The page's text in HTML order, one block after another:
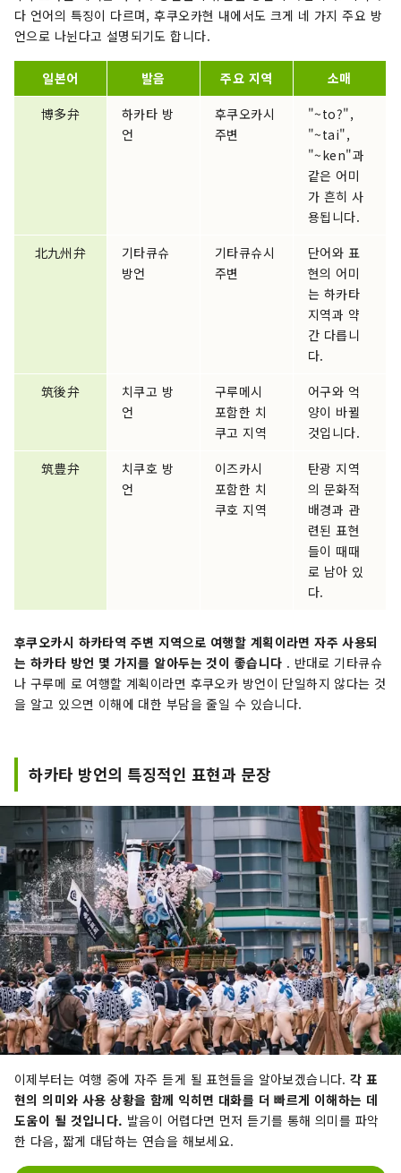
다 언어의 특징이 다르며, 후쿠오카현 내에서도 크게 네 가지 주요 방
언으로 나뉜다고 설명되기도 합니다.
일본어 발음 주요 지역
소매
博多弁
하카타 방
언
후쿠오카시
주변
"~to?",
"~tai",
"~ken"과
같은 어미
가 흔히 사
용됩니다.
北九州弁
기타큐슈
방언
기타큐슈시
주변
단어와 표
현의 어미
는 하카타
지역과 약
간 다릅니
다.
筑後弁
치쿠고 방
언
구루메시
포함한 치
쿠고 지역
어구와 억
양이 바뀔
것입니다.
筑豊弁
치쿠호 방
언
이즈카시
포함한 치
쿠호 지역
탄광 지역
의 문화적
배경과 관
련된 표현
들이 때때
로 남아 있
다.
후쿠오카시 하카타역 주변 지역으로 여행할 계획이라면 자주 사용되
는 하카타 방언 몇 가지를 알아두는 것이 좋습니다 . 반대로 기타큐슈
나 구루메 로 여행할 계획이라면 후쿠오카 방언이 단일하지 않다는 것
을 알고 있으면 이해에 대한 부담을 줄일 수 있습니다.
하카타 방언의 특징적인 표현과 문장
이제부터는 여행 중에 자주 듣게 될 표현들을 알아보겠습니다.각 표
현의 의미와 사용 상황을 함께 익히면 대화를 더 빠르게 이해하는 데
도움이 될 것입니다. 발음이 어렵다면 먼저 듣기를 통해 의미를 파악
한 다음, 짧게 대답하는 연습을 해보세요.